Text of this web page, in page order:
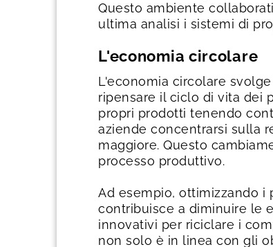
Questo ambiente
ultima analisi i sistemi di
L'economia circolare
L'economia circolare
ripensare il ciclo di vita dei
propri prodotti tenendo
aziende concentrarsi sulla
maggiore. Questo
processo produttivo.
Ad esempio, ottimizzando i
contribuisce a diminuire le
innovativi per riciclare i
non solo è in linea con gli